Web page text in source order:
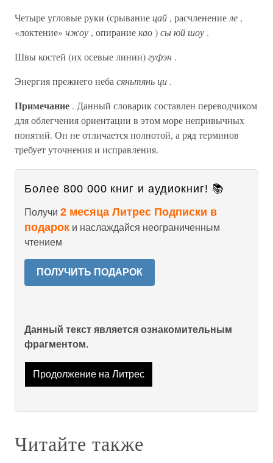
Четыре угловые руки (срываниецай , расчленениеле ,
«локтение» чжоу , опираниекао)сы юй шоу .
Швы костей (их осевые линии)гуфэн .
Энергия прежнего неба сяньтянь ци .
Примечание . Данный словарик составлен переводчиком
для облегчения ориентации в этом море непривычных
понятий. Он не отличается полнотой, а ряд терминов
требует уточнения и исправления.
Более 800 000 книг и аудиокниг! 📚
Получи 2 месяца Литрес Подписки в
подарок и наслаждайся неограниченным
чтением
ПОЛУЧИТЬ ПОДАРОК
Данный текст является ознакомительным
фрагментом.
Продолжение на Литрес
Читайте также